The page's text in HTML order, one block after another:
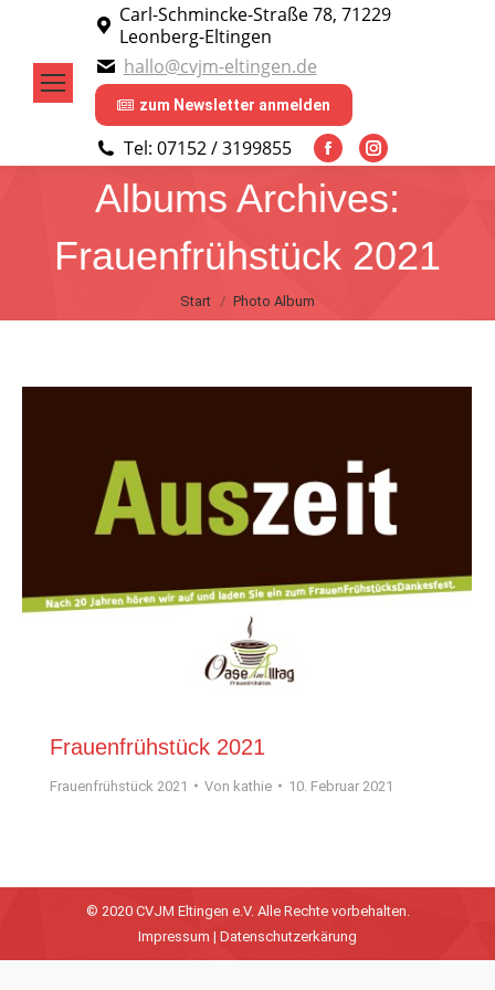
Carl-Schmincke-Straße 78, 71229
Leonberg-Eltingen
hallo@cvjm-eltingen.de
zum Newsletter anmelden
Tel: 07152 / 3199855
Facebook
page
opens
in
new
Instagram
page
opens
in
new
Albums Archives:
Frauenfrühstück 2021
Sie befinden sich hier:
Start Photo Album
Frauenfrühstück 2021
Frauenfrühstück 2021 Von kathie 10. Februar 2021
© 2020 CVJM Eltingen e.V. Alle Rechte vorbehalten.
Impressum | Datenschutzerkärung